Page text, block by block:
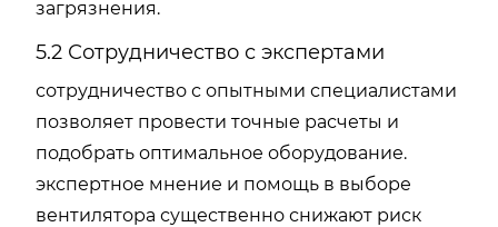
загрязнения.
5.2 Сотрудничество с экспертами
сотрудничество с опытными специалистами
позволяет провести точные расчеты и
подобрать оптимальное оборудование.
экспертное мнение и помощь в выборе
вентилятора существенно снижают риск